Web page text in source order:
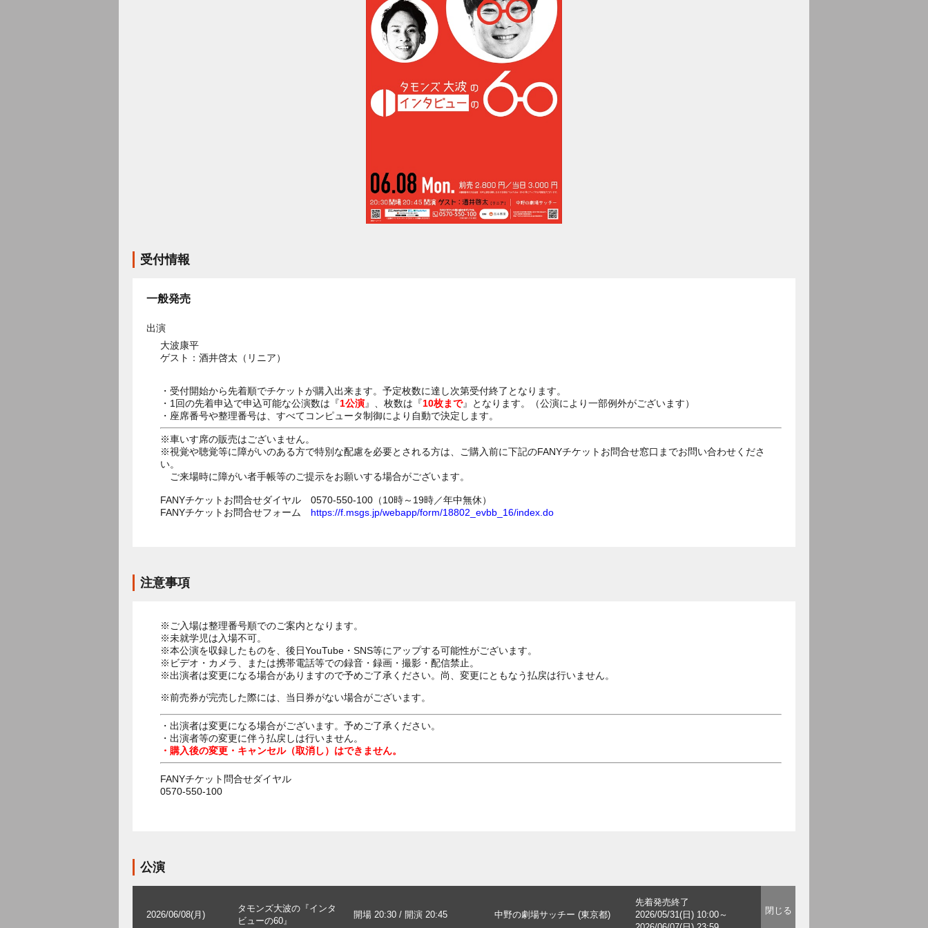
受付情報
一般発売
出演
大波康平
ゲスト：酒井啓太（リニア）
・受付開始から先着順でチケットが購入出来ます。予定枚数に達し次第受付終了となります。
・1回の先着申込で申込可能な公演数は『1公演』、枚数は『10枚まで』となります。（公演により一部例外がございます）
・座席番号や整理番号は、すべてコンピュータ制御により自動で決定します。
※車いす席の販売はございません。
※視覚や聴覚等に障がいのある方で特別な配慮を必要とされる方は、ご購入前に下記のFANYチケットお問合せ窓口までお問い合わせくださ
い。
ご来場時に障がい者手帳等のご提示をお願いする場合がございます。
FANYチケットお問合せダイヤル 0570-550-100（10時～19時／年中無休）
FANYチケットお問合せフォーム https://f.msgs.jp/webapp/form/18802_evbb_16/index.do
注意事項
※ご入場は整理番号順でのご案内となります。
※未就学児は入場不可。
※本公演を収録したものを、後日YouTube・SNS等にアップする可能性がございます。
※ビデオ・カメラ、または携帯電話等での録音・録画・撮影・配信禁止。
※出演者は変更になる場合がありますので予めご了承ください。尚、変更にともなう払戻は行いません。
※前売券が完売した際には、当日券がない場合がございます。
・出演者は変更になる場合がございます。予めご了承ください。
・出演者等の変更に伴う払戻しは行いません。
・購入後の変更・キャンセル（取消し）はできません。
FANYチケット問合せダイヤル
0570-550-100
公演
2026/06/08(月)
タモンズ大波の『インタ
ビューの60』
開場 20:30 / 開演 20:45 中野の劇場サッチー (東京都)
先着発売終了
2026/05/31(日) 10:00～